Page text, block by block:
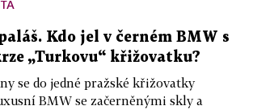
Kdo jel v černém BMW s
„Turkovu“ křižovatku?
se do jedné pražské křižovatky
BMW se začerněnými skly a